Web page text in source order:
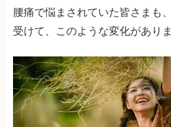
腰痛で悩まされていた皆さまも
受けて、このような変化がありま